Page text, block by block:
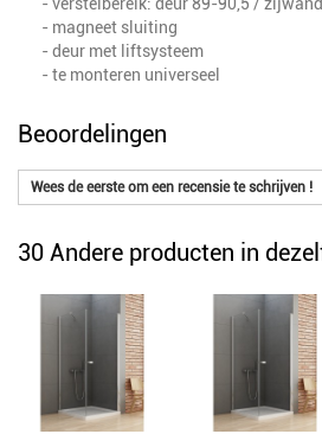
- magneet sluiting
- deur met liftsysteem
- te monteren universeel
Beoordelingen
Wees de eerste om een recensie te schrijven !
30 Andere producten in